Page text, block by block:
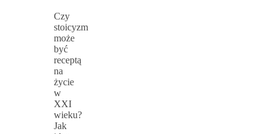
Czy
stoicyzm
może
być
receptą
na
życie
w
XXI
wieku?
Jak